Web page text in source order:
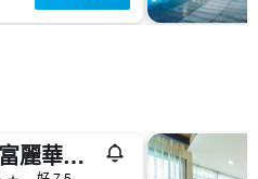
西隆富麗華酒店